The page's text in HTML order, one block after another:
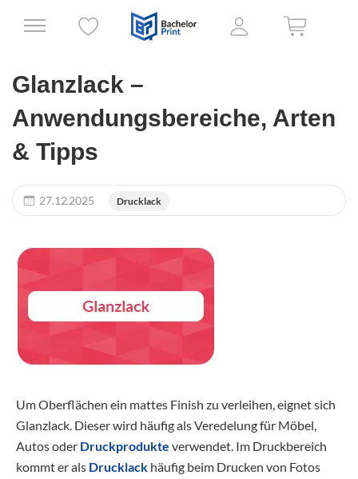
Glanzlack –
Anwendungsbereiche, Arten
& Tipps
27.12.2025 Drucklack
Um Oberflächen ein mattes Finish zu verleihen, eignet sich
Glanzlack. Dieser wird häufig als Veredelung für Möbel,
Autos oder Druckprodukte verwendet. Im Druckbereich
kommt er als Drucklack häufig beim Drucken von Fotos